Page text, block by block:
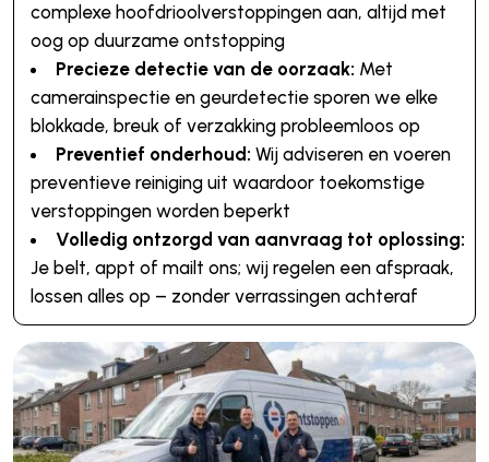
complexe hoofdrioolverstoppingen aan, altijd met
oog op duurzame ontstopping
Precieze detectie van de oorzaak: Met
camerainspectie en geurdetectie sporen we elke
blokkade, breuk of verzakking probleemloos op
Preventief onderhoud: Wij adviseren en voeren
preventieve reiniging uit waardoor toekomstige
verstoppingen worden beperkt
Volledig ontzorgd van aanvraag tot oplossing:
Je belt, appt of mailt ons; wij regelen een afspraak,
lossen alles op – zonder verrassingen achteraf